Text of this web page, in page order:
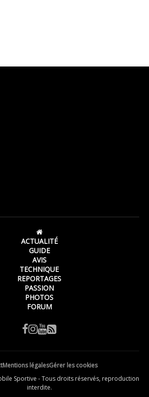
ACTUALITÉ
GUIDE
AVIS
TECHNIQUE
REPORTAGES
PASSION
PHOTOS
FORUM
Mentions légalesGérer les cookies
Sportive - Tous droits réservés, reproduction
interdite.